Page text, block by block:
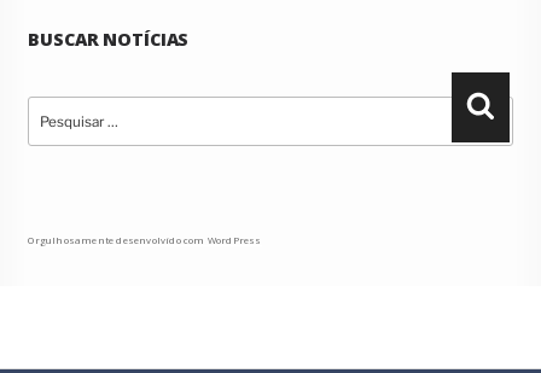
BUSCAR NOTÍCIAS
por:
Orgulhosamente desenvolvido com WordPress